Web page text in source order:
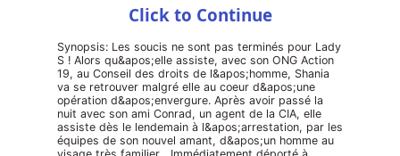
Click to Continue
Synopsis: Les soucis ne sont pas terminés pour Lady
S ! Alors qu&apos;elle assiste, avec son ONG Action
19, au Conseil des droits de l&apos;homme, Shania
va se retrouver malgré elle au coeur d&apos;une
opération d&apos;envergure. Après avoir passé la
nuit avec son ami Conrad, un agent de la CIA, elle
assiste dès le lendemain à l&apos;arrestation, par les
équipes de son nouvel amant, d&apos;un homme au